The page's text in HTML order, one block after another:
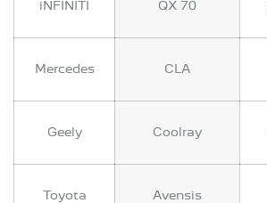
iNFINITI QX 70
Mercedes CLA
Geely Coolray
Toyota Avensis